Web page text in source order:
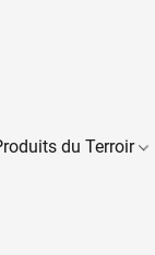
du Terroir